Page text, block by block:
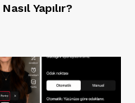
Yapılır?